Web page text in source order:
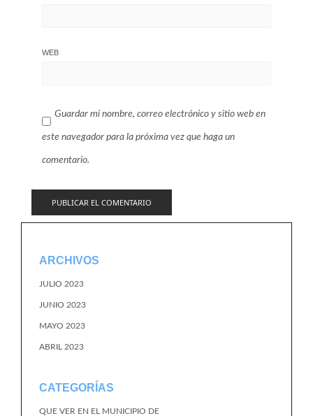
WEB
Guardar mi nombre, correo electrónico y sitio web en
este navegador para la próxima vez que haga un
comentario.
ARCHIVOS
JULIO 2023
JUNIO 2023
MAYO 2023
ABRIL 2023
CATEGORÍAS
QUE VER EN EL MUNICIPIO DE